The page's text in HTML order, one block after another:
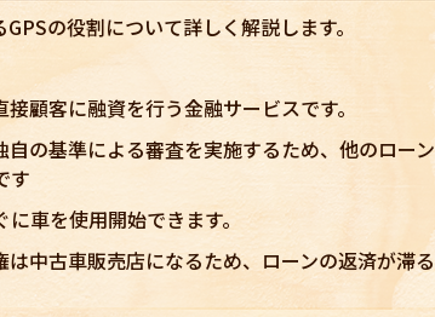
の役割について詳しく解説します。
顧客に融資を行う金融サービスです。
の基準による審査を実施するため、他のローン
す
車を使用開始できます。
中古車販売店になるため、ローンの返済が滞る